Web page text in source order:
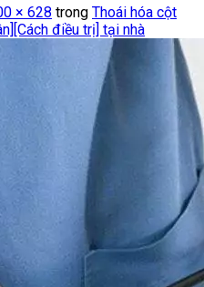
× 628 trong Thoái hóa cột
điều trị] tại nhà